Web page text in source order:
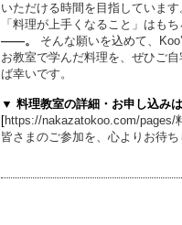
いただける時間を目指しています
「料理が上手くなること」はも
――。
そんな願いを込めて、
お教室で学んだ料理を、ぜひご
ば幸いです。
▼ 料理教室の詳細・お申し込み
[https://nakazatokoo.com/pages/
皆さまのご参加を、心よりお待